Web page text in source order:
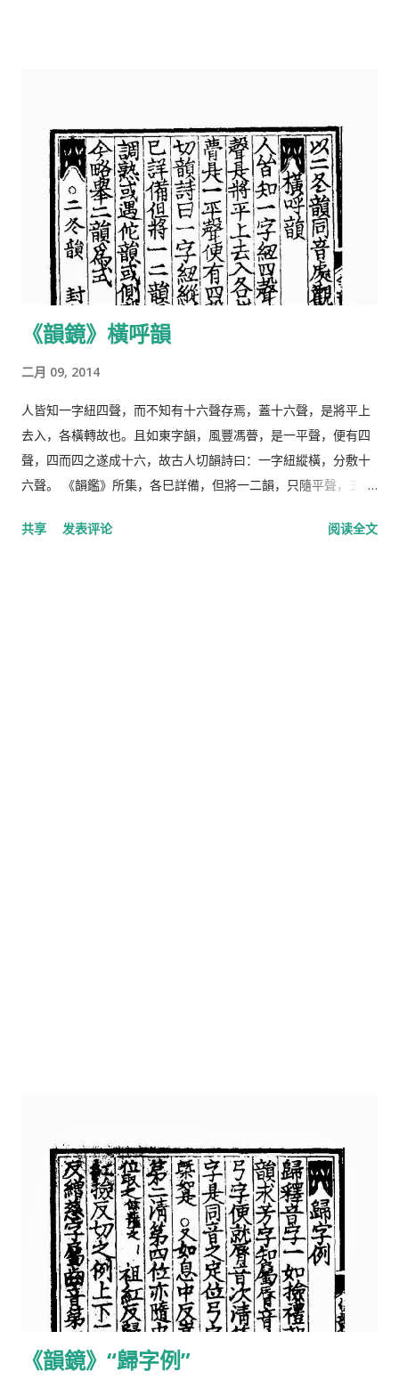
一個簡單的問題變複雜了。 陶術：這個問題不簡單啊！ 周愛萍：
比如我，每年過農曆的二月初二生日，從不改變，這樣就簡單
了。你說對麼？ 陶術：很難說。比如將來有一天，你突...
《韻鏡》橫呼韻
二月 09, 2014
人皆知一字紐四聲，而不知有十六聲存焉，蓋十六聲，是將平上
去入，各橫轉故也。且如東字韻，風豐馮瞢，是一平聲，便有四
聲，四而四之遂成十六，故古人切韻詩曰：一字紐縱橫，分敷十
六聲。 《韻鑑》所集，各巳詳備，但將一二韻，只隨平聲，五音
不的中。今略舉二韻為式： 二冬韻：封峯逢蒙，中傭重醲，​​恭銎
共享 发表评论 阅读全文
《韻鏡》“歸字例”